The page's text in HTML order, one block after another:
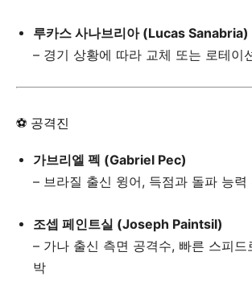
루카스 사나브리아 (Lucas Sanabria)
– 경기 상황에 따라 교체 또는 로테이
⚽ 공격진
가브리엘 펙 (Gabriel Pec)
– 브라질 출신 윙어, 득점과 돌파 능력
조셉 페인트실 (Joseph Paintsil)
– 가나 출신 측면 공격수, 빠른 스피
박